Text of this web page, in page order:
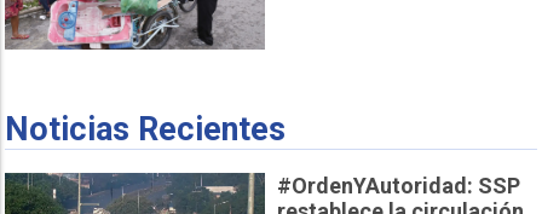
Noticias Recientes
#OrdenYAutoridad: SSP